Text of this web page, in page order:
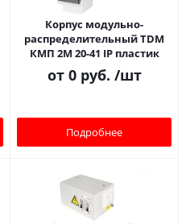
Корпус модульно-
распределительный TDM
КМП 2M 20-41 IP пластик
от 0 руб. /шт
Подробнее